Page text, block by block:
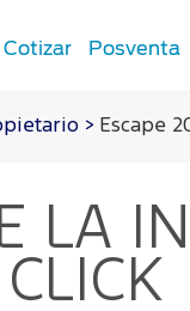
Programa de
Ford Assistance
Tecnología Híbrida
EcoBoost
®
Co-Pilot360™
Cotizar Posventa
> Escape
LA